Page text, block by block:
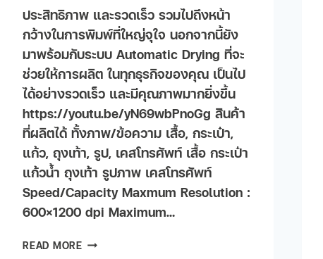
ประสิทธิภาพ และรวดเร็ว รวมไปถึงหน้า
กว้างในการพิมพ์ที่ใหญ่จุใจ นอกจากนี้ยัง
มาพร้อมกับระบบ Automatic Drying ที่จะ
ช่วยให้การผลิต ในทุกธุรกิจของคุณ เป็นไป
ได้อย่างรวดเร็ว และมีคุณภาพมากยิ่งขึ้น
https://youtu.be/yN69wbPnoGg สินค้า
ที่ผลิตได้ ทั้งภาพ/ข้อความ เสื้อ, กระเป๋า,
แก้ว, ถุงเท้า, รูป, เคสโทรศัพท์ เสื้อ กระเป๋า
แก้วน้ำ ถุงเท้า รูปภาพ เคสโทรศัพท์
Speed/Capacity Maxmum Resolution :
600×1200 dpi Maximum…
READ MORE